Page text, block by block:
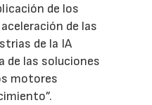
de los
de las
de la IA
de las soluciones
motores